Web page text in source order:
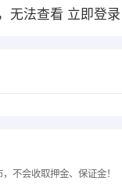
无法查看 立即登录
不会收取押金、保证金！